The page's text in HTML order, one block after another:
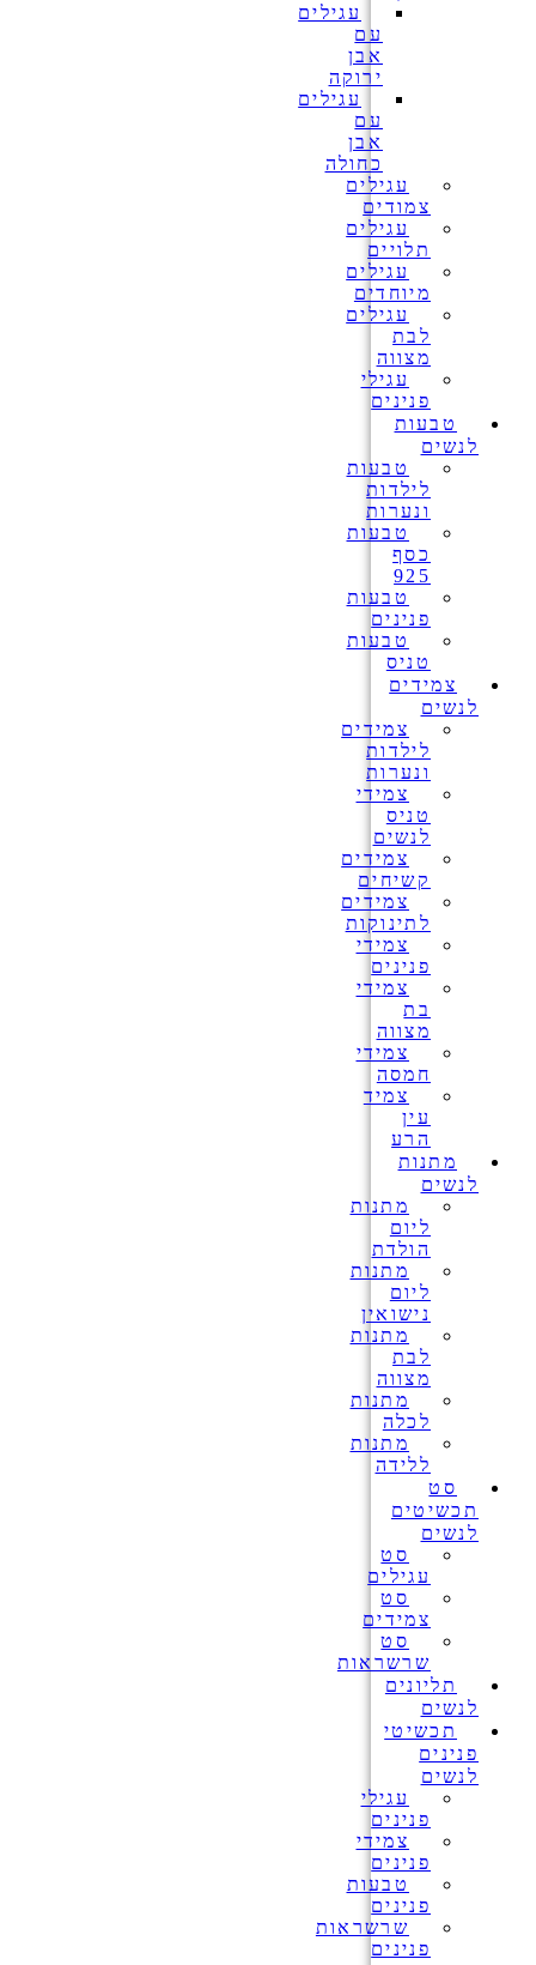
עגילים
עם
אבן
ירוקה
עגילים
עם
אבן
כחולה
עגילים
צמודים
עגילים
תלויים
עגילים
מיוחדים
עגילים
לבת
מצווה
עגילי
פנינים
טבעות
לנשים
טבעות
לילדות
ונערות
טבעות
כסף
925
טבעות
פנינים
טבעות
טניס
צמידים
לנשים
צמידים
לילדות
ונערות
צמידי
טניס
לנשים
צמידים
קשיחים
צמידים
לתינוקות
צמידי
פנינים
צמידי
בת
מצווה
צמידי
חמסה
צמיד
עין
הרע
מתנות
לנשים
מתנות
ליום
הולדת
מתנות
ליום
נישואין
מתנות
לבת
מצווה
מתנות
לכלה
מתנות
ללידה
סט
תכשיטים
לנשים
סט
עגילים
סט
צמידים
סט
שרשראות
תליונים
לנשים
תכשיטי
פנינים
לנשים
עגילי
פנינים
צמידי
פנינים
טבעות
פנינים
שרשראות
פנינים